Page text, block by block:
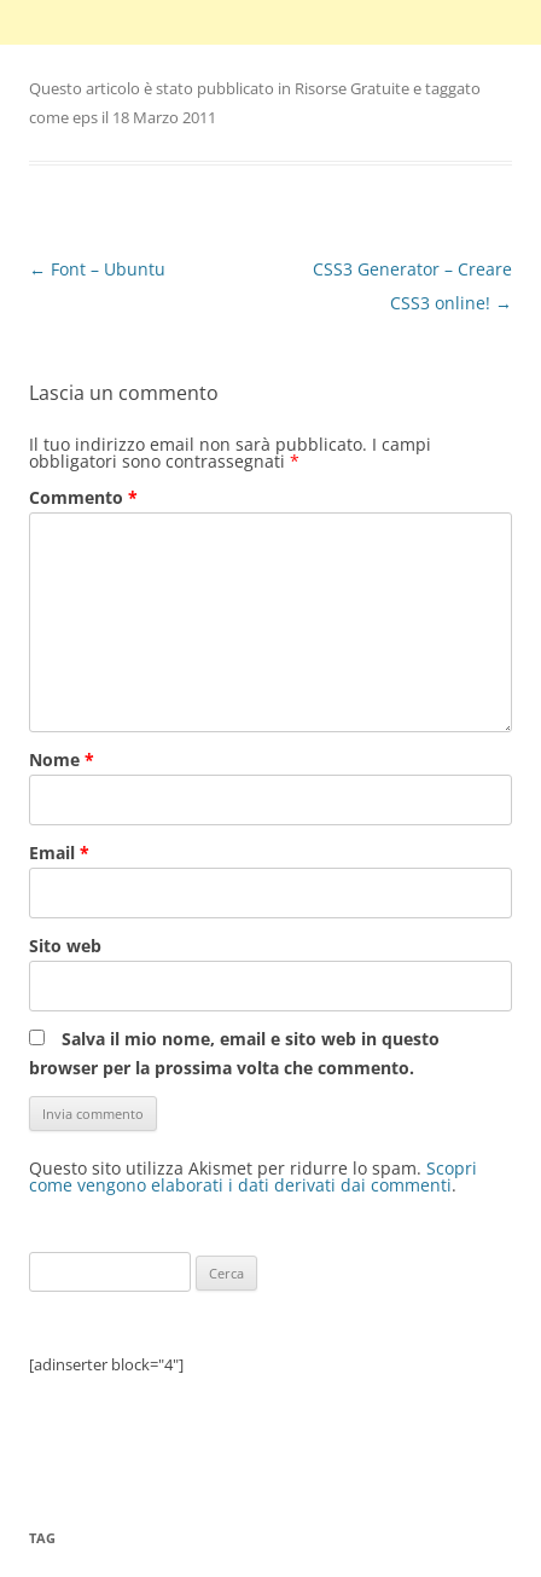
Questo articolo è stato pubblicato in Risorse Gratuitee taggato
comeeps il 18 Marzo 2011
Navigazione
articolo
← Font – Ubuntu
CSS3 Generator – Creare
CSS3 online! →
Lascia un commento
Il tuo indirizzo email non sarà pubblicato. I campi
obbligatori sono contrassegnati *
Commento *
Nome *
Email *
Sito web
Salva il mio nome, email e sito web in questo
browser per la prossima volta che commento.
Questo sito utilizza Akismet per ridurre lo spam. Scopri
come vengono elaborati i dati derivati dai commenti.
per:
[adinserter block="4"]
TAG